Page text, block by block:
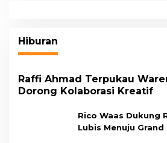
Hiburan
Raffi Ahmad Terpukau
Dorong Kolaborasi Kreatif
Rico Waas Dukung
Lubis Menuju Grand